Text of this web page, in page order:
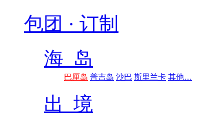
包团 · 订制
海 岛
巴厘岛 普吉岛 沙巴 斯里兰卡 其他…
出 境